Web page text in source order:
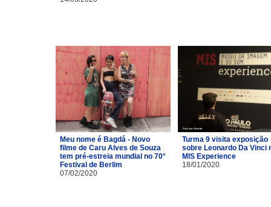
Meu nome é Bagdá - Novo
filme de Caru Alves de Souza
tem pré-estreia mundial no 70°
Festival de Berlim
07/02/2020
Turma 9 visita exposição
sobre Leonardo Da Vinci
MIS Experience
18/01/2020